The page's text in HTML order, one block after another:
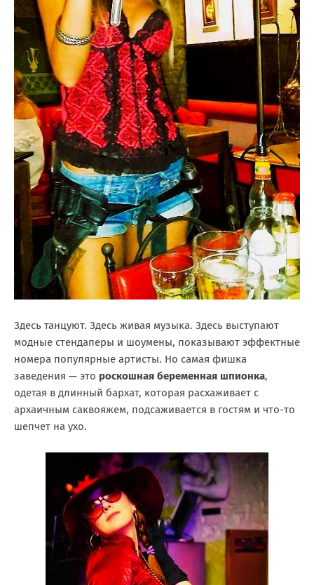
Здесь танцуют. Здесь живая музыка. Здесь выступают
модные стендаперы и шоумены, показывают эффектные
номера популярные артисты. Но самая фишка
заведения — это роскошная беременная шпионка,
одетая в длинный бархат, которая расхаживает с
архаичным саквояжем, подсаживается в гостям и что-то
шепчет на ухо.